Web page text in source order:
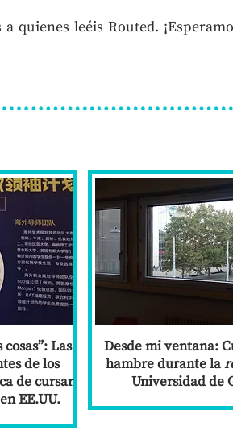
quienes leéis Routed.
Las
de los
de cursar
EE.UU.
Desde mi ventana:
hambre durante la
Universidad de